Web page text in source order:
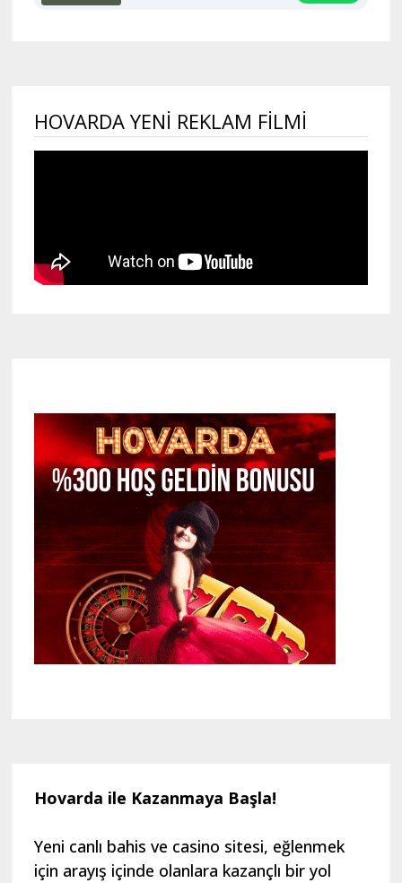
HOVARDA YENI REKLAM FILMI
Hovarda ile Kazanmaya Başla!
Yeni canlı bahis ve casino sitesi, eğlenmek
için arayış içinde olanlara kazançlı bir yol